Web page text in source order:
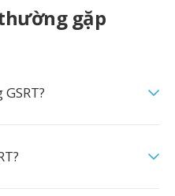
gặp